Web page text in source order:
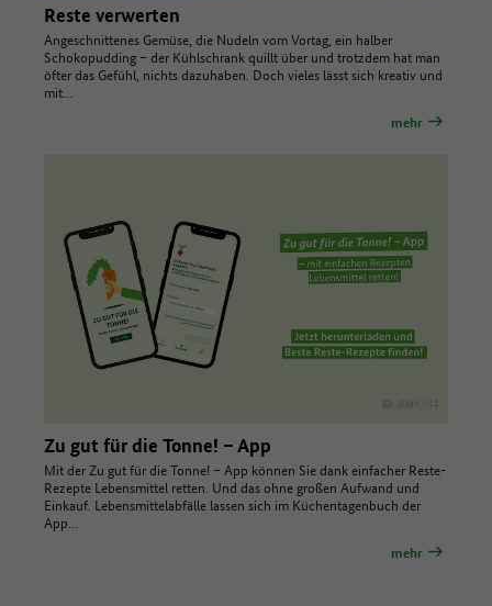
Reste verwerten
Angeschnittenes Gemüse, die Nudeln vom Vortag, ein halber
Schokopudding – der Kühlschrank quillt über und trotzdem hat man
öfter das Gefühl, nichts dazuhaben. Doch vieles lässt sich kreativ und
mit…
mehr
© BMLEH
Zu gut für die Tonne! – App
Mit der Zu gut für die Tonne! – App können Sie dank einfacher Reste-
Rezepte Lebensmittel retten. Und das ohne großen Aufwand und
Einkauf. Lebensmittelabfälle lassen sich im Küchentagenbuch der
App…
mehr